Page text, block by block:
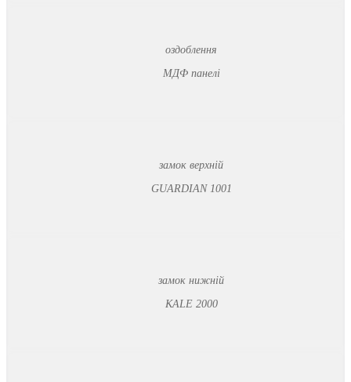
оздоблення
МДФ панелі
замок верхній
GUARDIAN 1001
замок нижній
KALE 2000